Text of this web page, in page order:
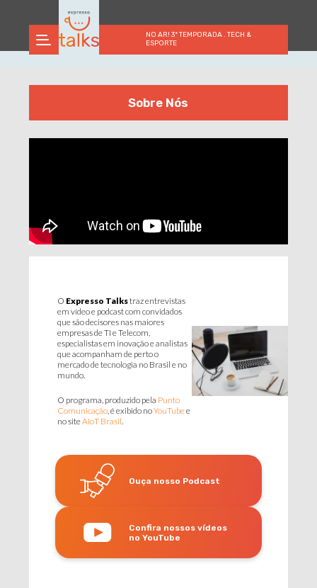
NO AR! 3ª TEMPORADA . TECH &
ESPORTE
Sobre Nós
O Expresso Talkstraz entrevistas
em vídeo e podcast com convidados
que são decisores nas maiores
empresas de TI e Telecom,
especialistas em inovação e analistas
que acompanham de perto o
mercado de tecnologia no Brasil e no
mundo.
O programa, produzido pela Punto
Comunicação, é exibido noYouTubee
no siteAIoT Brasil.
Ouça nosso Podcast
Confira nossos vídeos
no YouTube